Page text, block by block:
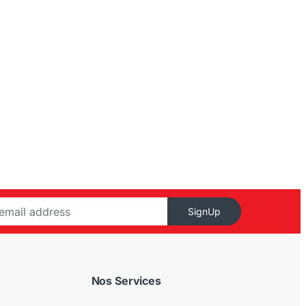
SignUp
Nos Services